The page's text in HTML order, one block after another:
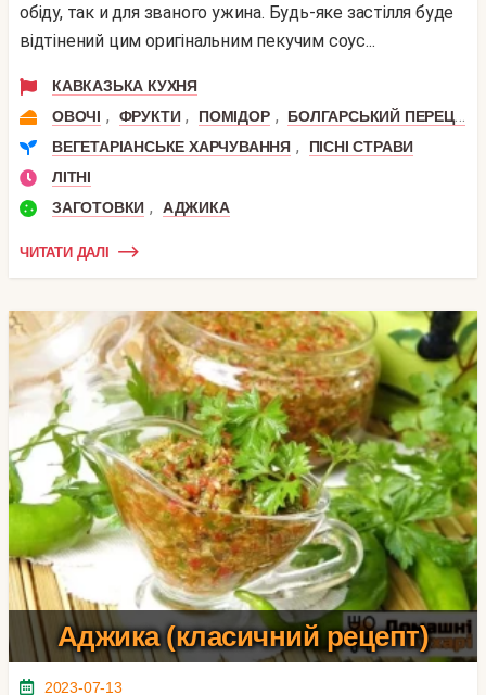
обіду, так и для званого ужина. Будь-яке застілля буде
відтінений цим оригінальним пекучим соус...
КАВКАЗЬКА КУХНЯ
ОВОЧІ , ФРУКТИ , ПОМІДОР , БОЛГАРСЬКИЙ ПЕРЕЦЬ
ВЕГЕТАРІАНСЬКЕ ХАРЧУВАННЯ ,
ПІСНІ СТРАВИ
ЛІТНІ
ЗАГОТОВКИ , АДЖИКА
ЧИТАТИ ДАЛІ
Аджика (класичний рецепт)
2023-07-13